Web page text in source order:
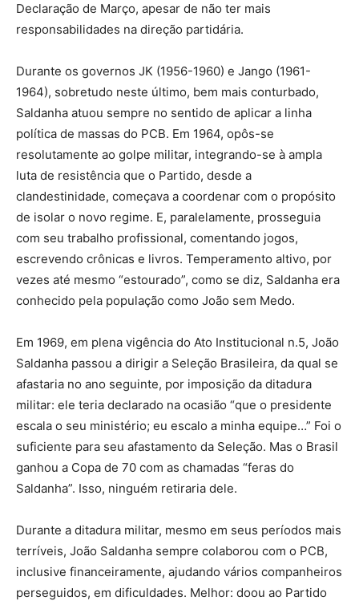
Declaração de Março, apesar de não ter mais
responsabilidades na direção partidária.
Durante os governos JK (1956-1960) e Jango (1961-
1964), sobretudo neste último, bem mais conturbado,
Saldanha atuou sempre no sentido de aplicar a linha
política de massas do PCB. Em 1964, opôs-se
resolutamente ao golpe militar, integrando-se à ampla
luta de resistência que o Partido, desde a
clandestinidade, começava a coordenar com o propósito
de isolar o novo regime. E, paralelamente, prosseguia
com seu trabalho profissional, comentando jogos,
escrevendo crônicas e livros. Temperamento altivo, por
vezes até mesmo “estourado”, como se diz, Saldanha era
conhecido pela população como João sem Medo.
Em 1969, em plena vigência do Ato Institucional n.5, João
Saldanha passou a dirigir a Seleção Brasileira, da qual se
afastaria no ano seguinte, por imposição da ditadura
militar: ele teria declarado na ocasião “que o presidente
escala o seu ministério; eu escalo a minha equipe…” Foi o
suficiente para seu afastamento da Seleção. Mas o Brasil
ganhou a Copa de 70 com as chamadas “feras do
Saldanha”. Isso, ninguém retiraria dele.
Durante a ditadura militar, mesmo em seus períodos mais
terríveis, João Saldanha sempre colaborou com o PCB,
inclusive financeiramente, ajudando vários companheiros
perseguidos, em dificuldades. Melhor: doou ao Partido